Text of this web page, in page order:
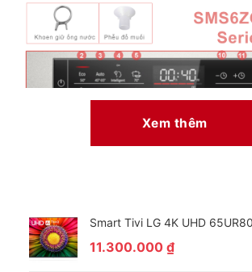
Xem thêm
Smart Tivi LG 4K UHD
11.300.000 ₫